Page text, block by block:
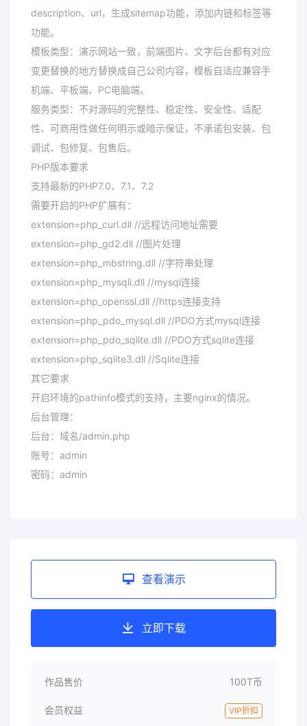
description、url，生成sitemap功能，添加内链和标签等
功能。
模板类型：演示网站一致，前端图片、文字后台都有对应
变更替换的地方替换成自己公司内容，模板自适应兼容手
机端、平板端、PC电脑端。
服务类型：不对源码的完整性、稳定性、安全性、适配
性、可商用性做任何明示或暗示保证，不承诺包安装、包
调试、包修复、包售后。
PHP版本要求
支持最新的PHP7.0、7.1、7.2
需要开启的PHP扩展有：
extension=php_curl.dll //远程访问地址需要
extension=php_gd2.dll //图片处理
extension=php_mbstring.dll //字符串处理
extension=php_mysqli.dll //mysql连接
extension=php_openssl.dll //https连接支持
extension=php_pdo_mysql.dll //PDO方式mysql连接
extension=php_pdo_sqlite.dll //PDO方式sqlite连接
extension=php_sqlite3.dll //Sqlite连接
其它要求
开启环境的pathinfo模式的支持，主要nginx的情况。
后台管理：
后台：域名/admin.php
账号：admin
密码：admin
查看演示
立即下载
作品售价 100T币
会员权益 VIP折扣